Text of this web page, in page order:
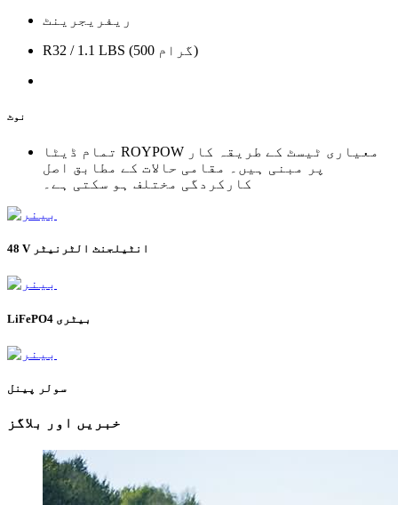
ریفریجرینٹ
R32 / 1.1 LBS (500 گرام)
نوٹ
تمام ڈیٹا ROYPOW معیاری ٹیسٹ کے طریقہ کار
پر مبنی ہیں۔ مقامی حالات کے مطابق اصل
کارکردگی مختلف ہو سکتی ہے۔
48 V انٹیلجنٹ الٹرنیٹر
LiFePO4 بیٹری
سولر پینل
خبریں اور بلاگز